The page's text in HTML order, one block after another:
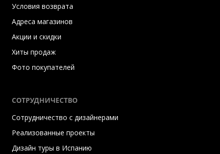
Условия возврата
Адреса магазинов
Акции и скидки
Хиты продаж
Фото покупателей
СОТРУДНИЧЕСТВО
Сотрудничество с дизайнерами
Реализованные проекты
Дизайн туры в Испанию